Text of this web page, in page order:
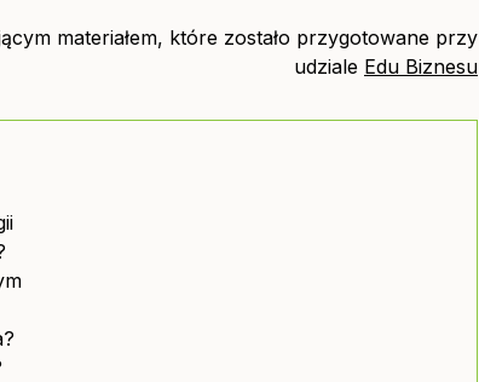
materiałem, które zostało przygotowane przy
udziale Edu Biznesu